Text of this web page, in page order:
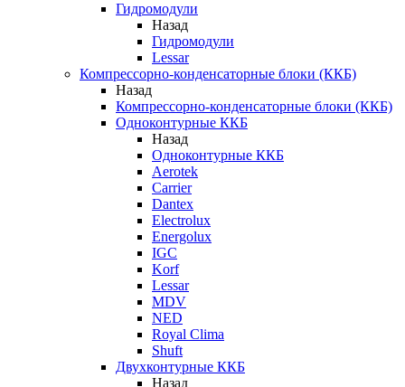
Гидромодули
Назад
Гидромодули
Lessar
Компрессорно-конденсаторные блоки (ККБ)
Назад
Компрессорно-конденсаторные блоки (ККБ)
Одноконтурные ККБ
Назад
Одноконтурные ККБ
Aerotek
Carrier
Dantex
Electrolux
Energolux
IGC
Korf
Lessar
MDV
NED
Royal Clima
Shuft
Двухконтурные ККБ
Назад